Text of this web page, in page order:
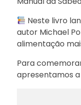
Neste livro
autor Michael
alimentação
Para
apresentamos a